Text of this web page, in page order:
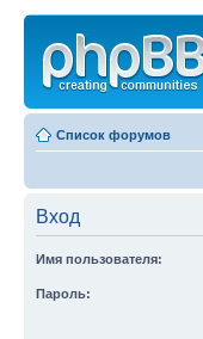
Список форумов
Вход
Имя пользователя:
Пароль: